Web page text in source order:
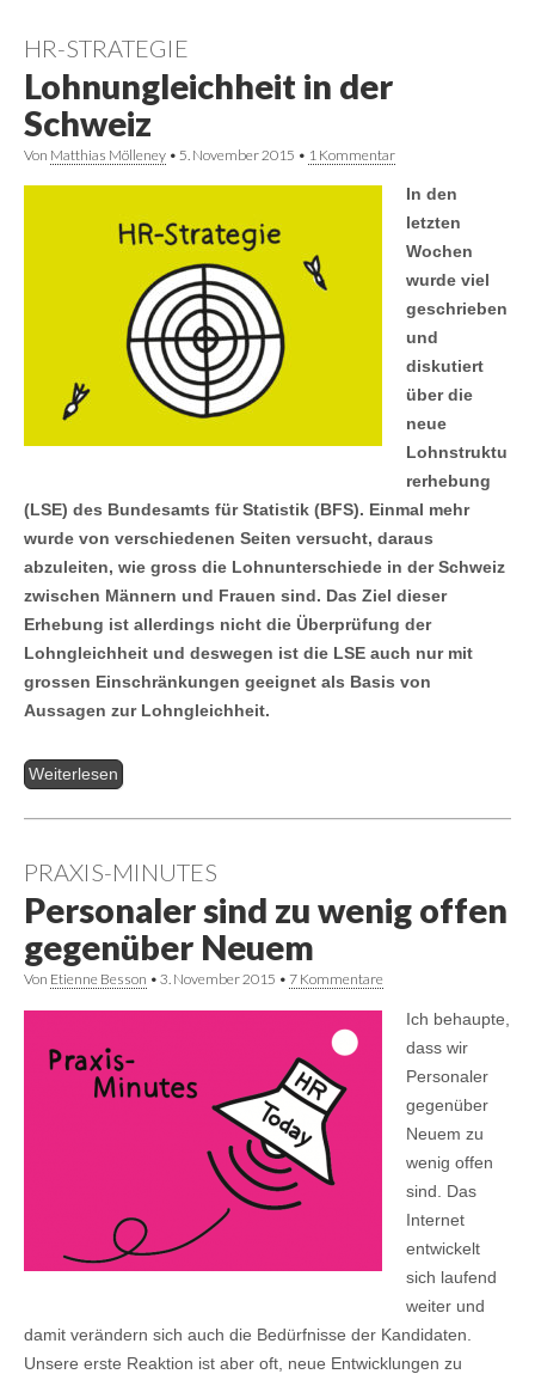
HR-STRATEGIE
Lohnungleichheit in der
Schweiz
Von Matthias Mölleney • 5. November 2015 • 1 Kommentar
In den
letzten
Wochen
wurde viel
geschrieben
und
diskutiert
über die
neue
Lohnstruktu
rerhebung
(LSE) des Bundesamts für Statistik (BFS). Einmal mehr
wurde von verschiedenen Seiten versucht, daraus
abzuleiten, wie gross die Lohnunterschiede in der Schweiz
zwischen Männern und Frauen sind. Das Ziel dieser
Erhebung ist allerdings nicht die Überprüfung der
Lohngleichheit und deswegen ist die LSE auch nur mit
grossen Einschränkungen geeignet als Basis von
Aussagen zur Lohngleichheit.
Weiterlesen
PRAXIS-MINUTES
Personaler sind zu wenig offen
gegenüber Neuem
Von Etienne Besson • 3. November 2015 • 7 Kommentare
Ich behaupte,
dass wir
Personaler
gegenüber
Neuem zu
wenig offen
sind. Das
Internet
entwickelt
sich laufend
weiter und
damit verändern sich auch die Bedürfnisse der Kandidaten.
Unsere erste Reaktion ist aber oft, neue Entwicklungen zu